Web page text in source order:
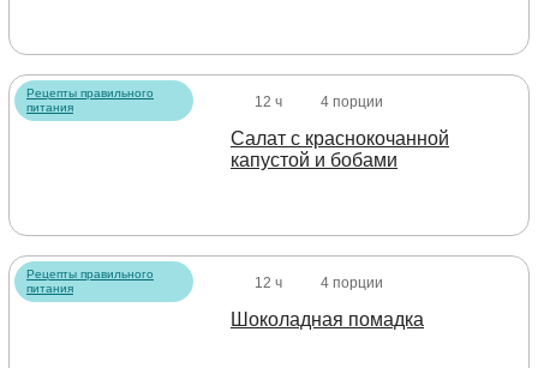
Рецепты правильного
питания
12 ч 4 порции
Салат с краснокочанной
капустой и бобами
Рецепты правильного
питания
12 ч 4 порции
Шоколадная помадка